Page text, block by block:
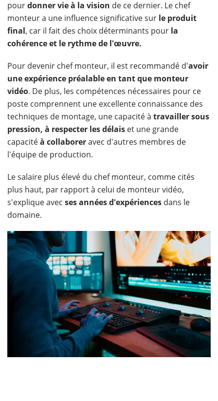
pourdonner vie à la vision de ce dernier. Le chef
monteur a une influence significative sur le produit
final, car il fait des choix déterminants pour la
cohérence et le rythme de l'œuvre.
Pour devenir chef monteur, il est recommandé d'avoir
une expérience préalable en tant que monteur
vidéo. De plus, les compétences nécessaires pour ce
poste comprennent une excellente connaissance des
techniques de montage, une capacité à travailler sous
pression, à respecter les délais et une grande
capacitéà collaboreravec d'autres membres de
l'équipe de production.
Le salaire plus élevé du chef monteur, comme cités
plus haut, par rapport à celui de monteur vidéo,
s'explique avec ses années d'expériences dans le
domaine.